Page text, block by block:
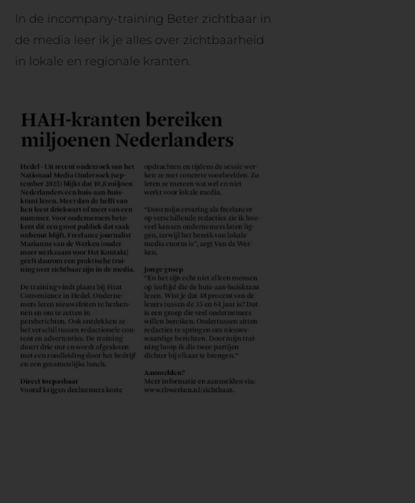
In de incompany-training Beter zichtbaar in
de media leer ik je alles over zichtbaarheid
in lokale en regionale kranten.